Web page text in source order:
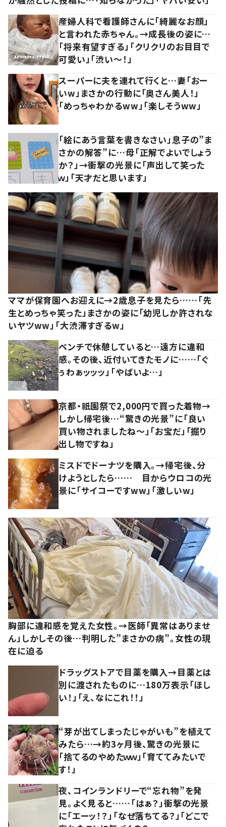
産婦人科で看護師さんに「綺麗なお顔」
と言われた赤ちゃん。→成長後の姿に…
「将来有望すぎる」「クリクリのお目目で
可愛い」「渋い～！」
スーパーに夫を連れて行くと…妻「おー
いw」まさかの行動に「奥さん美人！」
「めっちゃわかるww」「楽しそうww」
「絵にあう言葉を書きなさい」息子の”ま
さかの解答”に…母「正解でよいでしょう
か？」→衝撃の光景に「声出して笑った
ｗ」「天才だと思います」
ママが保育園へお迎えに→2歳息子を見たら……「先
生とめっちゃ笑った」まさかの姿に「幼児しか許されな
いヤツww」「大渋滞すぎるw」
ベンチで休憩していると…遠方に違和
感。その後、近付いてきたモノに……「ぐ
ぅわぁッッッ」「やばいよ…」
京都・祇園祭で2,000円で買った着物→
しかし帰宅後…“驚きの光景”に「良い
買い物されましたね～」「お宝だ」「掘り
出し物ですね」
ミスドでドーナツを購入。→帰宅後、分
けようとしたら…… 目からウロコの光
景に「サイコーですww」「激しいw」
胸部に違和感を覚えた女性。→医師「異常はありませ
ん」しかしその後…判明した”まさかの病”。女性の現
在に迫る
ドラッグストアで目薬を購入→目薬とは
別に渡されたものに…180万表示「ほし
い！」「え、なにこれ！！」
“芽が出てしまったじゃがいも”を植えて
みたら…→約3ヶ月後、驚きの光景に
「捨てるのやめたｗｗ」「育ててみたいで
す！」
夜、コインランドリーで“忘れ物”を発
見。よく見ると……「はぁ？」衝撃の光景
に「エーッ！？」「なぜ落ちてる？」「どこで